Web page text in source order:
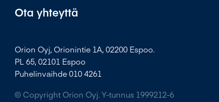
Ota yhteyttä
Orion Oyj, Orionintie 1A, 02200 Espoo.
PL 65, 02101 Espoo
Puhelinvaihde 010 4261
© Copyright Orion Oyj. Y-tunnus 1999212-6